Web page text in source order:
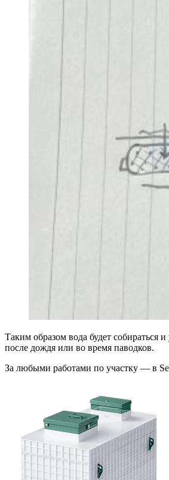
Таким образом вода будет собираться и
после дождя или во время паводков.
За любыми работами по участку — в